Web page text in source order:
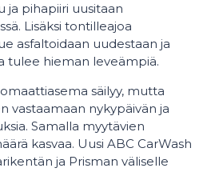
ja pihapiiri uusitaan
Lisäksi tontilleajoa
asfaltoidaan uudestaan ja
tulee hieman leveämpiä.
säilyy, mutta
vastaamaan nykypäivän ja
Samalla myytävien
kasvaa. Uusi ABC CarWash
ja Prisman väliselle